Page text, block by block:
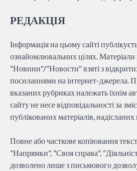
РЕДАКЦІЯ
Інформація на цьому сайті
ознайомлювальних цілях. Матеріали
"Новини"/"Новости" взяті з
посиланнями на інтернет-джерела.
вказаних рубриках належать їхнім
сайту не несе відповідальності за
публікованих матеріалів,
Повне або часткове копіювання
"Напрямки", "Своя справа",
дозволено лише з письмового